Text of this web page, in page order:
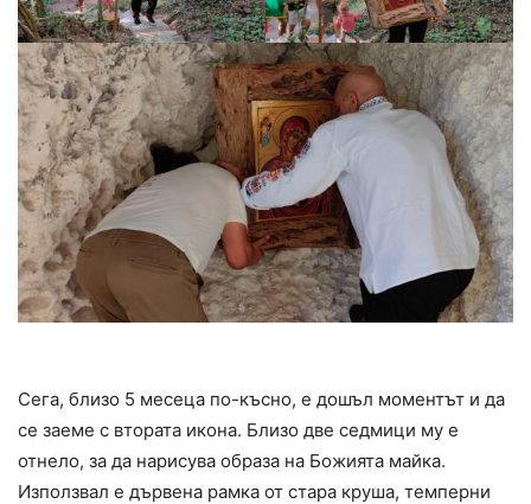
Сега, близо 5 месеца по-късно, е дошъл моментът и да
се заеме с втората икона. Близо две седмици му е
отнело, за да нарисува образа на Божията майка.
Използвал е дървена рамка от стара круша, темперни